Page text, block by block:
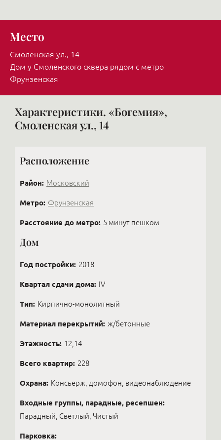
Место
Смоленская ул., 14
Дом у Смоленского сквера рядом с метро
Фрунзенская
Характеристики. «Богемия»,
Смоленская ул., 14
Расположение
Район: Московский
Метро: Фрунзенская
Расстояние до метро: 5 минут пешком
Дом
Год постройки: 2018
Квартал сдачи дома: IV
Тип: Кирпично-монолитный
Материал перекрытий: ж/бетонные
Этажность: 12,14
Всего квартир: 228
Охрана: Консьерж, домофон, видеонаблюдение
Входные группы, парадные, ресепшен:
Парадный, Светлый, Чистый
Парковка: